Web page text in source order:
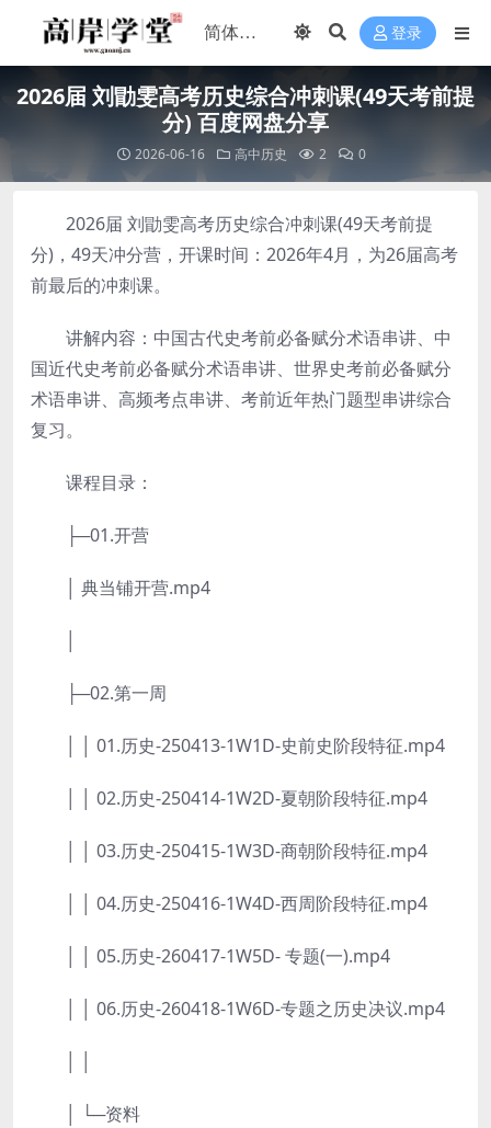
登录
2026届 刘勖雯高考历史综合冲刺课(49天考前提
分) 百度网盘分享
2026-06-16 高中历史 2 0
2026届 刘勖雯高考历史综合冲刺课(49天考前提
分)，49天冲分营，开课时间：2026年4月，为26届高考
前最后的冲刺课。
讲解内容：中国古代史考前必备赋分术语串讲、中
国近代史考前必备赋分术语串讲、世界史考前必备赋分
术语串讲、高频考点串讲、考前近年热门题型串讲综合
复习。
课程目录：
├─01.开营
│ 典当铺开营.mp4
├─02.第一周
│ │ 01.历史-250413-1W1D-史前史阶段特征.mp4
│ │ 02.历史-250414-1W2D-夏朝阶段特征.mp4
│ │ 03.历史-250415-1W3D-商朝阶段特征.mp4
│ │ 04.历史-250416-1W4D-西周阶段特征.mp4
│ │ 05.历史-260417-1W5D- 专题(一).mp4
│ │ 06.历史-260418-1W6D-专题之历史决议.mp4
│ └─资料